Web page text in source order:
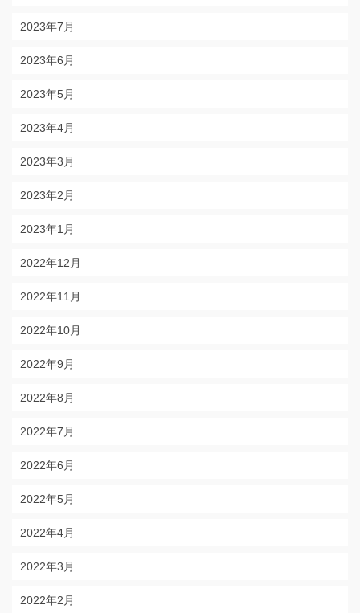
2023年7月
2023年6月
2023年5月
2023年4月
2023年3月
2023年2月
2023年1月
2022年12月
2022年11月
2022年10月
2022年9月
2022年8月
2022年7月
2022年6月
2022年5月
2022年4月
2022年3月
2022年2月